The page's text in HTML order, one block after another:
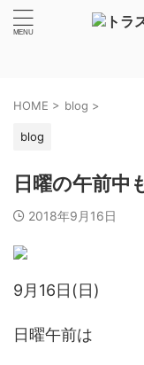
HOME > blog >
blog
日曜の午前中
2018年9月16日
9月16日(日)
日曜午前は